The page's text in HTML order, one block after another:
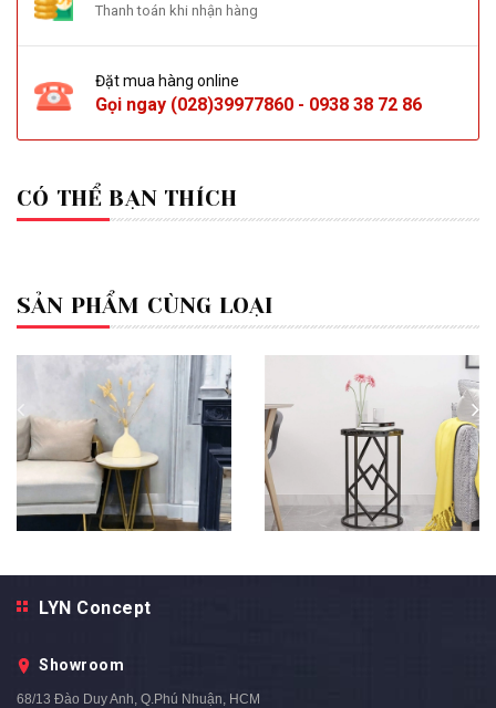
Thanh toán khi nhận hàng
Đặt mua hàng online
Gọi ngay (028)39977860 - 0938 38 72 86
CÓ THỂ BẠN THÍCH
SẢN PHẨM CÙNG LOẠI
Bàn Góc Sofa Mặt Đá Trắng
2.590.000₫
Bàn Góc Sofa Mặt Đá Đen
LYN Concept
Showroom
68/13 Đào Duy Anh, Q.Phú Nhuận, HCM